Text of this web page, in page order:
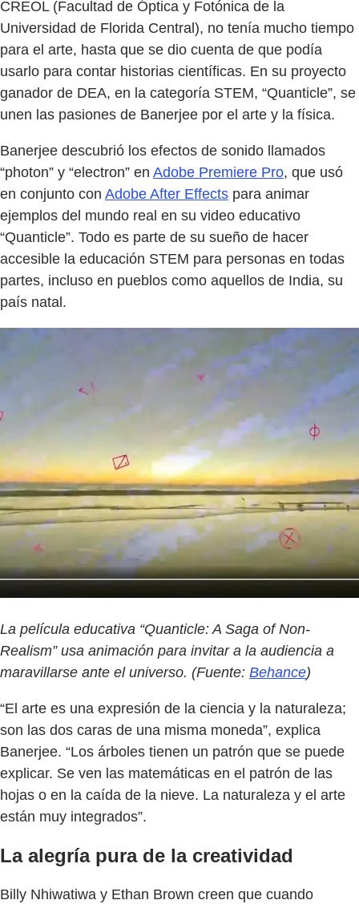
CREOL (Facultad de Óptica y Fotónica de la
Universidad de Florida Central), no tenía mucho tiempo
para el arte, hasta que se dio cuenta de que podía
usarlo para contar historias científicas. En su proyecto
ganador de DEA, en la categoría STEM, “Quanticle”, se
unen las pasiones de Banerjee por el arte y la física.
Banerjee descubrió los efectos de sonido llamados
“photon” y “electron” en Adobe Premiere Pro, que usó
en conjunto con Adobe After Effects para animar
ejemplos del mundo real en su video educativo
“Quanticle”. Todo es parte de su sueño de hacer
accesible la educación STEM para personas en todas
partes, incluso en pueblos como aquellos de India, su
país natal.
La película educativa “Quanticle: A Saga of Non-
Realism” usa animación para invitar a la audiencia a
maravillarse ante el universo. (Fuente: Behance)
“El arte es una expresión de la ciencia y la naturaleza;
son las dos caras de una misma moneda”, explica
Banerjee. “Los árboles tienen un patrón que se puede
explicar. Se ven las matemáticas en el patrón de las
hojas o en la caída de la nieve. La naturaleza y el arte
están muy integrados”.
La alegría pura de la creatividad
Billy Nhiwatiwa y Ethan Brown creen que cuando